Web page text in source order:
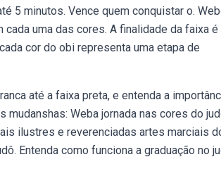
5 minutos. Vence quem conquistar o.
uma das cores. A finalidade da faixa é
cor do obi representa uma etapa de
até a faixa preta, e entenda a
Weba jornada nas cores do
ilustres e reverenciadas artes marciais
Entenda como funciona a graduação no